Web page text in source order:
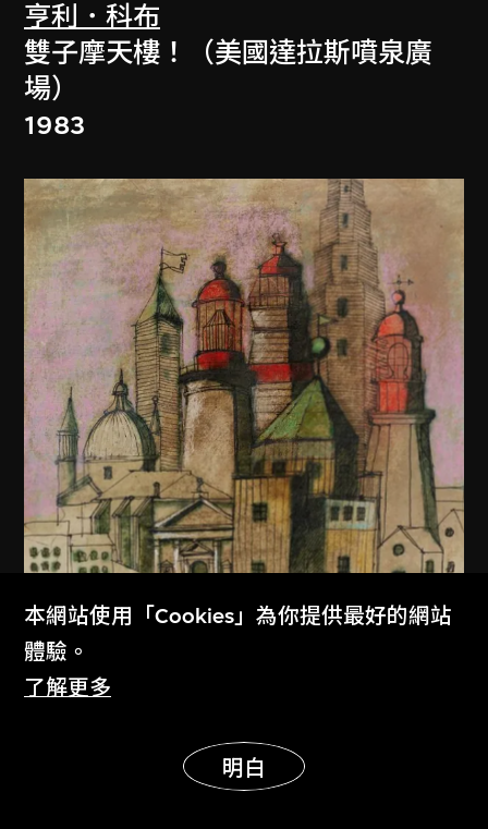
亨利．科布
雙子摩天樓！（美國達拉斯噴泉廣
場）
1983
本網站使用「Cookies」為你提供最好的網站
體驗。
了解更多
明白
展示更多